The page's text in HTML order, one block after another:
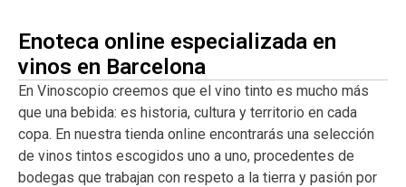
Enoteca online especializada en
vinos en Barcelona
En Vinoscopio creemos que el vino tinto es mucho más
que una bebida: es historia, cultura y territorio en cada
copa. En nuestra tienda online encontrarás una selección
de vinos tintos escogidos uno a uno, procedentes de
bodegas que trabajan con respeto a la tierra y pasión por